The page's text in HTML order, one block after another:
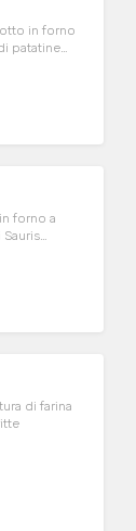
in forno
patatine
forno a
di farina